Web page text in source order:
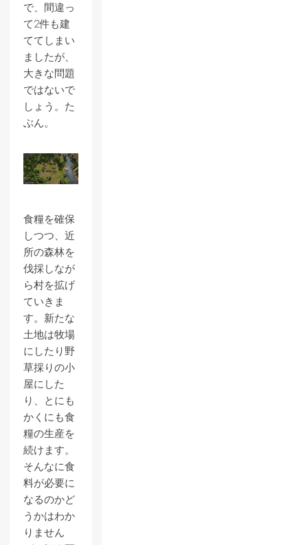
で、間違っ
て2件も建
ててしまい
ましたが、
大きな問題
ではないで
しょう。た
ぶん。
食糧を確保
しつつ、近
所の森林を
伐採しなが
ら村を拡げ
ていきま
す。新たな
土地は牧場
にしたり野
草採りの小
屋にした
り、とにも
かくにも食
糧の生産を
続けます。
そんなに食
料が必要に
なるのかど
うかはわか
りません